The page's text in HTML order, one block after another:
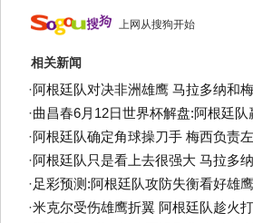
上网从搜狗开始
相关新闻
·阿根廷队对决非洲雄鹰 马拉多纳和
·曲昌春6月12日世界杯解盘:阿根廷队
·阿根廷队确定角球操刀手 梅西负责
·阿根廷队只是看上去很强大 马拉多
·足彩预测:阿根廷队攻防失衡看好雄
·米克尔受伤雄鹰折翼 阿根廷队趁火